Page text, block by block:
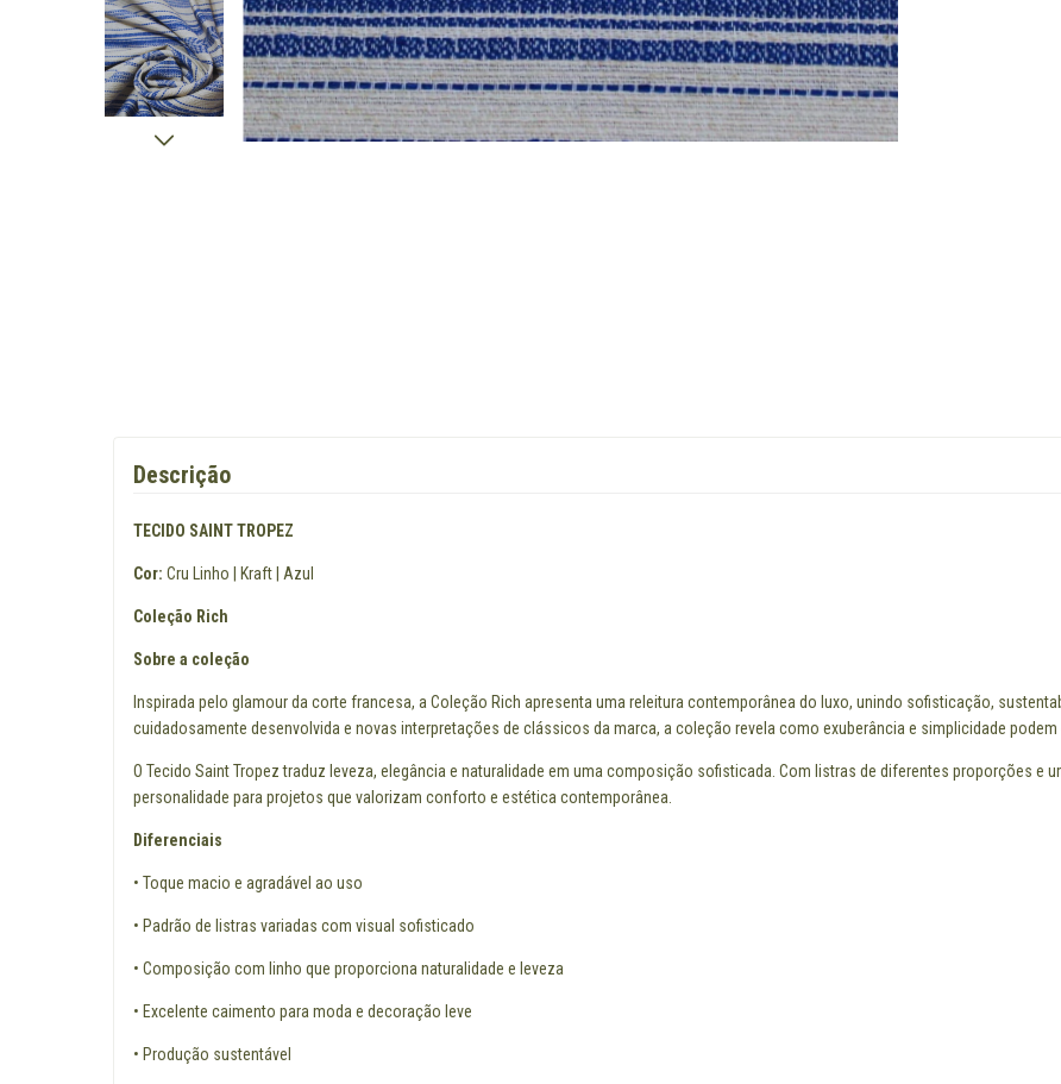
Descrição
TECIDO SAINT TROPEZ
Cor: Cru Linho | Kraft | Azul
Coleção Rich
Sobre a coleção
Inspirada pelo glamour da corte francesa, a Coleção Rich apresenta uma releitura contemporânea do luxo, unindo sofisticação,
cuidadosamente desenvolvida e novas interpretações de clássicos da marca, a coleção revela como exuberância e simplicidade
O Tecido Saint Tropez traduz leveza, elegância e naturalidade em uma composição sofisticada. Com listras de diferentes proporções e
personalidade para projetos que valorizam conforto e estética contemporânea.
Diferenciais
• Toque macio e agradável ao uso
• Padrão de listras variadas com visual sofisticado
• Composição com linho que proporciona naturalidade e leveza
• Excelente caimento para moda e decoração leve
• Produção sustentável